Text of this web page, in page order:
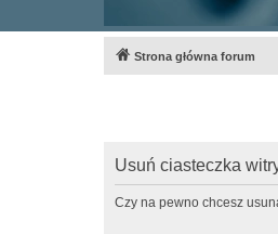
Strona główna forum
Usuń ciasteczka
Czy na pewno chcesz